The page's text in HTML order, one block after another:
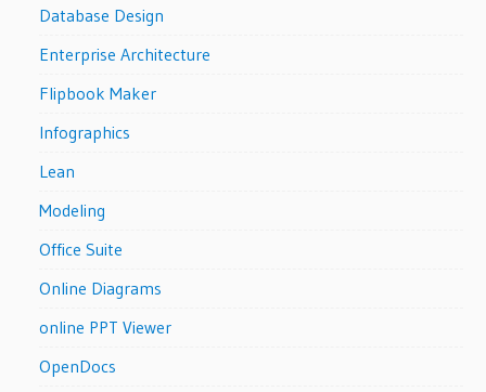
Database Design
Enterprise Architecture
Flipbook Maker
Infographics
Lean
Modeling
Office Suite
Online Diagrams
online PPT Viewer
OpenDocs